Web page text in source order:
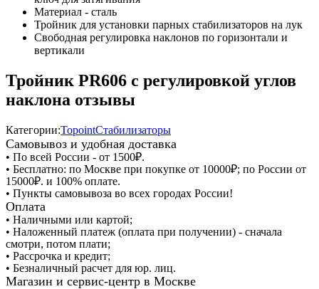
Материал - сталь
Тройник для установки парных стабилизаторов на лук
Свободная регулировка наклонов по горизонтали и
вертикали
Тройник PR606 с регулировкой углов
наклона отзывы
Категории:TopointСтабилизаторы
Самовывоз и удобная доставка
• По всей России - от 1500₽.
• Бесплатно: по Москве при покупке от 10000₽; по России от
15000₽. и 100% оплате.
• Пункты самовывоза во всех городах России!
Оплата
• Наличными или картой;
• Наложенный платеж (оплата при получении) - сначала
смотри, потом плати;
• Рассрочка и кредит;
• Безналичный расчет для юр. лиц.
Магазин и сервис-центр в Москве